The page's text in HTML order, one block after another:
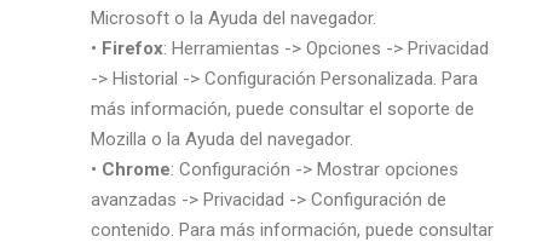
Microsoft o la Ayuda del navegador.
• Firefox: Herramientas -> Opciones -> Privacidad
-> Historial -> Configuración Personalizada. Para
más información, puede consultar el soporte de
Mozilla o la Ayuda del navegador.
• Chrome: Configuración -> Mostrar opciones
avanzadas -> Privacidad -> Configuración de
contenido. Para más información, puede consultar